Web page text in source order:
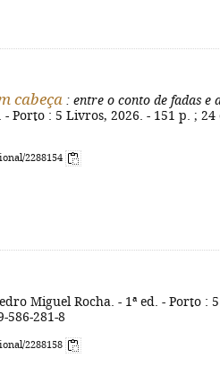
cabeça : entre o conto de fadas e
Porto : 5 Livros, 2026. - 151 p. ; 24
2288154
Miguel Rocha. - 1ª ed. - Porto : 5
586-281-8
2288158